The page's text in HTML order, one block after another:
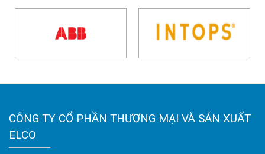
CÔNG TY CỔ PHẦN THƯƠNG MẠI VÀ SẢN XUẤT
ELCO